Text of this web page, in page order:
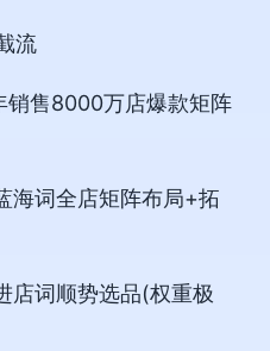
流
销售8000万店爆款矩阵
海词全店矩阵布局+拓
店词顺势选品(权重极